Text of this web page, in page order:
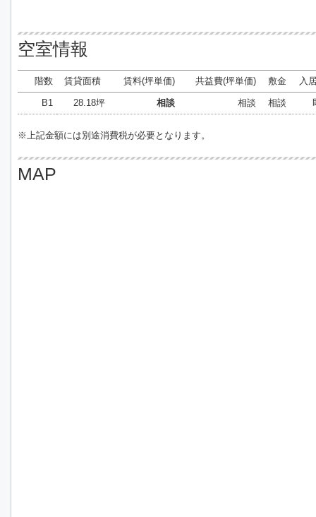
空室情報
階数 賃貸面積 賃料(坪単価) 共益費(坪単価) 敷金 入
B1 28.18坪 相談 相談 相談
※上記金額には別途消費税が必要となります。
MAP